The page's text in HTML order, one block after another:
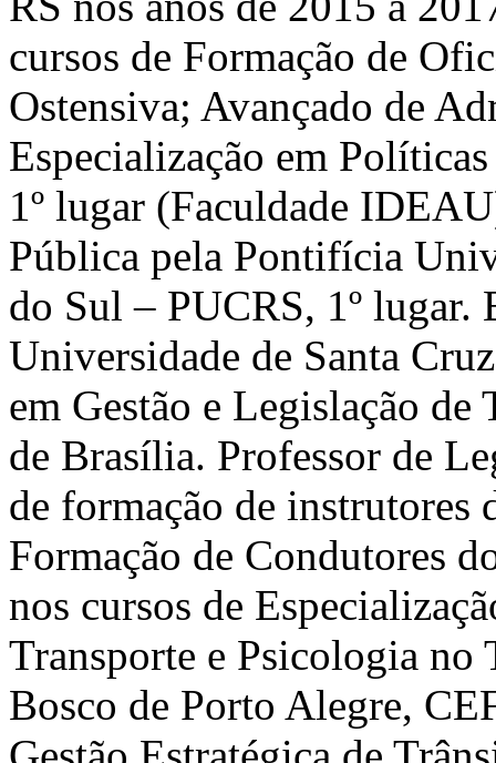
cursos de Formação de
Ostensiva; Avançado de
Especialização em
1º lugar (Faculdade
Pública pela Pontifícia
do Sul – PUCRS, 1º lugar.
Universidade de Santa
em Gestão e Legislação
de Brasília. Professor de
de formação de instrutores
Formação de Condutores
nos cursos de
Transporte e Psicologia no
Bosco de Porto Alegre,